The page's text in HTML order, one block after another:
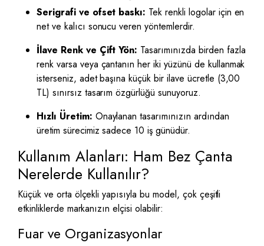
Serigrafi ve ofset baskı: Tek renkli logolar için en
net ve kalıcı sonucu veren yöntemlerdir.
İlave Renk ve Çift Yön: Tasarımınızda birden fazla
renk varsa veya çantanın her iki yüzünü de kullanmak
isterseniz, adet başına küçük bir ilave ücretle (3,00
TL) sınırsız tasarım özgürlüğü sunuyoruz.
Hızlı Üretim: Onaylanan tasarımınızın ardından
üretim sürecimiz sadece 10 iş günüdür.
Kullanım Alanları: Ham Bez Çanta
Nerelerde Kullanılır?
Küçük ve orta ölçekli yapısıyla bu model, çok çeşitli
etkinliklerde markanızın elçisi olabilir:
Fuar ve Organizasyonlar